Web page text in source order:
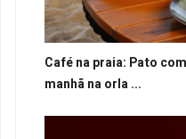
Café na praia: Pato
manhã na orla ...